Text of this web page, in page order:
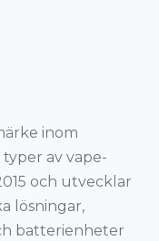
inom
av vape-
och utvecklar
lösningar,
batterienheter